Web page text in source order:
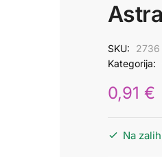
Astra
SKU:
2736
Kategorija:
0,91 €
Na